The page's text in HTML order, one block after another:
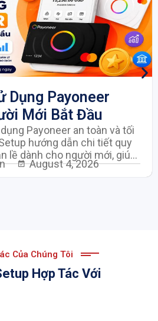
Dụng Payoneer
Mới Bắt Đầu
Payoneer an toàn và tối
hướng dẫn chi tiết quy
lề dành cho người mới, giúp
tối ưu hóa dòng tiền
August 4, 2026
Của Chúng Tôi
Hợp Tác Với